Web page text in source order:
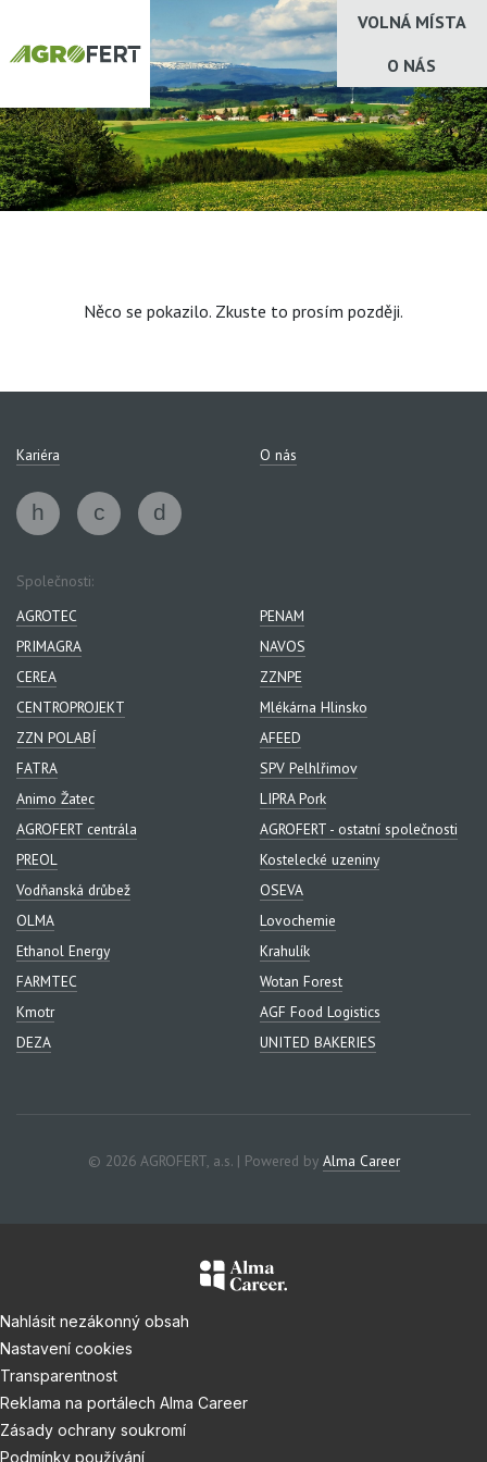
VOLNÁ MÍSTA
O NÁS
Něco se pokazilo. Zkuste to prosím později.
Kariéra O nás
Společnosti:
AGROTEC
PENAM
PRIMAGRA
NAVOS
CEREA
ZZNPE
CENTROPROJEKT
Mlékárna Hlinsko
ZZN POLABÍ
AFEED
FATRA
SPV Pelhlřimov
Animo Žatec
LIPRA Pork
AGROFERT centrála
AGROFERT - ostatní společnosti
PREOL
Kostelecké uzeniny
Vodňanská drůbež
OSEVA
OLMA
Lovochemie
Ethanol Energy
Krahulík
FARMTEC
Wotan Forest
Kmotr
AGF Food Logistics
DEZA
UNITED BAKERIES
© 2026 AGROFERT, a.s. | Powered by Alma Career
Nahlásit nezákonný obsah
Nastavení cookies
Transparentnost
Reklama na portálech Alma Career
Zásady ochrany soukromí
Podmínky používání